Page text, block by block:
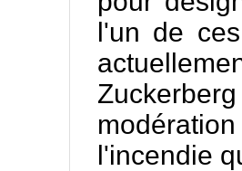
l'un de
l'incendie